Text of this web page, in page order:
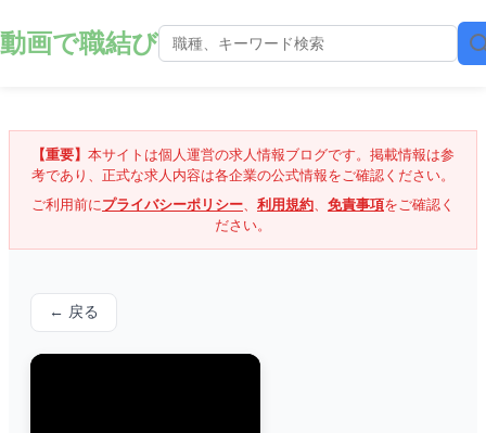
動画で職結び
【重要】 本サイトは個人運営の求人情報ブログです。掲載情報は参
考であり、正式な求人内容は各企業の公式情報をご確認ください。
ご利用前にプライバシーポリシー、 利用規約、 免責事項をご確認く
ださい。
← 戻る